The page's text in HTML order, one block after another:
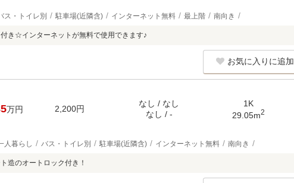
ス・トイレ別 駐車場(近隣含) インターネット無料 最上階 南向き
き☆インターネットが無料で使用できます♪
お気に入りに追加
万円 2,200円
なし / なし
なし / -
1K
29.05m2
人暮らし バス・トイレ別 駐車場(近隣含) インターネット無料 南向き
造のオートロック付き！